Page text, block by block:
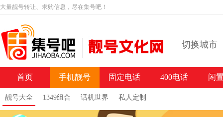
大量靓号转让、求购信息，尽在集号吧！
切换城市
首页 手机靓号
靓号大全 1349组合 话机世界 私人定制
固定电话 400电话 闲